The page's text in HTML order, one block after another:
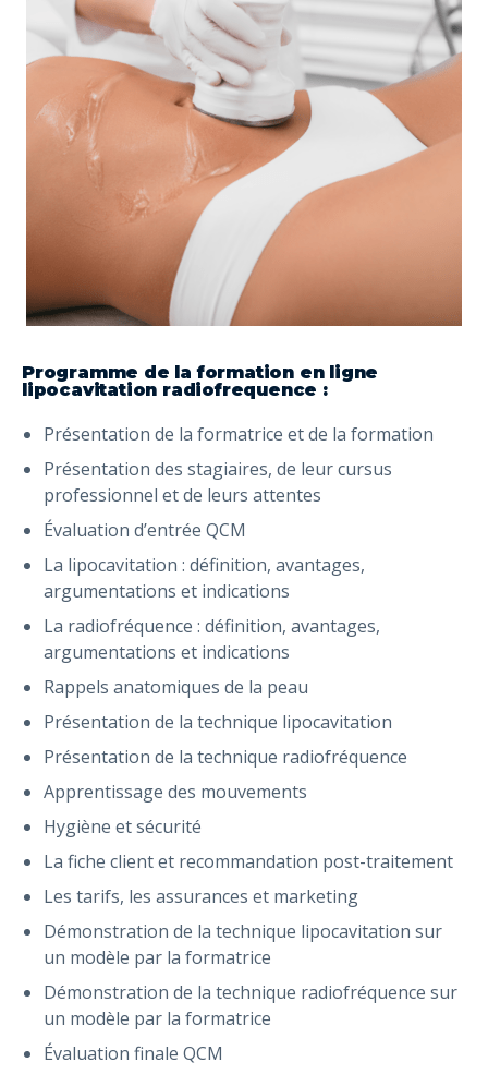
Programme de la formation en ligne
lipocavitation radiofrequence :
Présentation de la formatrice et de la formation
Présentation des stagiaires, de leur cursus
professionnel et de leurs attentes
Évaluation d’entrée QCM
La lipocavitation : définition, avantages,
argumentations et indications
La radiofréquence : définition, avantages,
argumentations et indications
Rappels anatomiques de la peau
Présentation de la technique lipocavitation
Présentation de la technique radiofréquence
Apprentissage des mouvements
Hygiène et sécurité
La fiche client et recommandation post-traitement
Les tarifs, les assurances et marketing
Démonstration de la technique lipocavitation sur
un modèle par la formatrice
Démonstration de la technique radiofréquence sur
un modèle par la formatrice
Évaluation finale QCM